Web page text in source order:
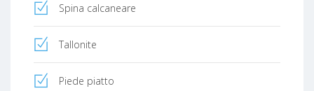
Spina calcaneare
Tallonite
Piede piatto